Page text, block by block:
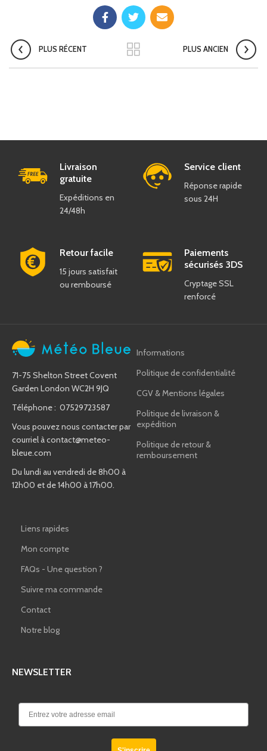
PLUS RÉCENT PLUS ANCIEN
Livraison
gratuite
Expéditions en
24/48h
Service client
Réponse rapide
sous 24H
Retour facile
15 jours satisfait
ou remboursé
Paiements
sécurisés 3DS
Cryptage SSL
renforcé
71-75 Shelton Street Covent
Garden London WC2H 9JQ
Téléphone : 07529723587
Vous pouvez nous contacter par
courriel àcontact@meteo-
bleue.com
Du lundi au vendredi de 8h00 à
12h00 et de 14h00 à 17h00.
Informations
Politique de confidentialité
CGV & Mentions légales
Politique de livraison &
expédition
Politique de retour &
remboursement
Liens rapides
Mon compte
FAQs - Une question ?
Suivre ma commande
Contact
Notre blog
NEWSLETTER